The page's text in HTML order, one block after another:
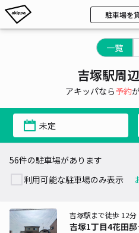
駐車場を
一覧
吉塚駅周
アキッパなら予約
未定
56件の駐車場があります
利用可能な駐車場のみ表示
吉塚1丁目4花田
吉塚駅まで徒歩 12分